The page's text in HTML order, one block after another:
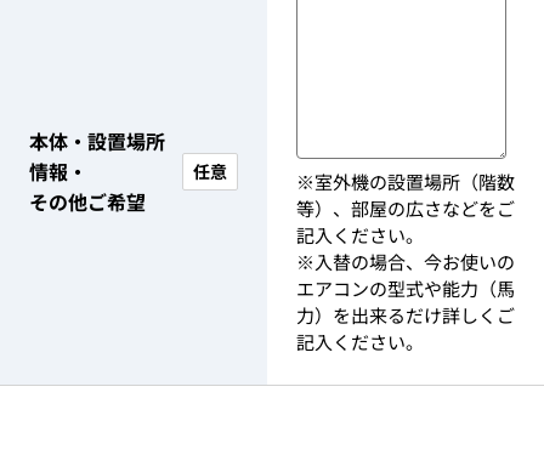
本体・設置場所
情報・
その他ご希望
任意
※室外機の設置場所（階数
等）、部屋の広さなどをご
記入ください。
※入替の場合、今お使いの
エアコンの型式や能力（馬
力）を出来るだけ詳しくご
記入ください。